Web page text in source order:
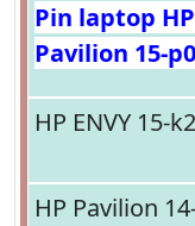
Pin laptop HP
Pavilion 15-
HP ENVY 15-
HP Pavilion